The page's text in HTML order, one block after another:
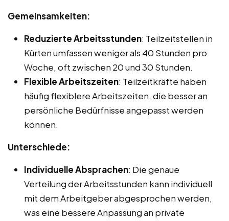
Gemeinsamkeiten:
Reduzierte Arbeitsstunden: Teilzeitstellen in
Kürten umfassen weniger als 40 Stunden pro
Woche, oft zwischen 20 und 30 Stunden.
Flexible Arbeitszeiten: Teilzeitkräfte haben
häufig flexiblere Arbeitszeiten, die besser an
persönliche Bedürfnisse angepasst werden
können.
Unterschiede:
Individuelle Absprachen: Die genaue
Verteilung der Arbeitsstunden kann individuell
mit dem Arbeitgeber abgesprochen werden,
was eine bessere Anpassung an private